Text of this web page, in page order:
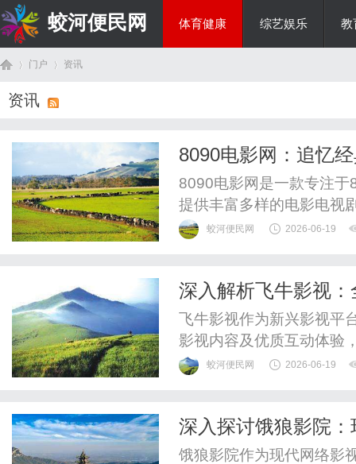
蛟河便民网 体育健康 综艺娱乐 教
门户 资讯
资讯
8090电影网：追忆
8090电影网是一款专注
提供丰富多样的电影电视
足用户怀旧和新片观看需
蛟河便民网 2026-06-19
深入解析飞牛影视
飞牛影视作为新兴影视平
影视内容及优质互动体验
蛟河便民网 2026-06-19
深入探讨饿狼影院
饿狼影院作为现代网络影